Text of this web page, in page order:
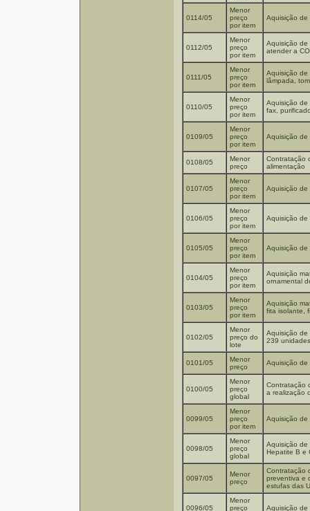
0114/05
Menor
preço
por item
Aquisição de
0112/05
Menor
preço
por item
Aquisição de
atender a
0111/05
Menor
preço
por item
Aquisição de
lâmpada,
0110/05
Menor
preço
por item
Aquisição de
fax,
0109/05
Menor
preço
por item
Aquisição de
0108/05
Menor
preço
Contratação
alimentação
0107/05
Menor
preço
por item
Aquisição de
0106/05
Menor
preço
por item
Aquisição de
0105/05
Menor
preço
por item
Aquisição de
0104/05
Menor
preço
por item
Aquisição
ornamental
0103/05
Menor
preço
por item
Aquisição
fita isolante,
0102/05
Menor
preço do
lote
Aquisição de
239
0101/05
Menor
preço
Aquisição de
0100/05
Menor
preço
global
Contratação
a realização
0099/05
Menor
preço
por item
Aquisição de
0098/05
Menor
preço
global
Aquisição de
Hepatite B e
0097/05
Menor
preço
Contratação
preventiva e
estufas das
0096/05
Menor
preço
Aquisição de